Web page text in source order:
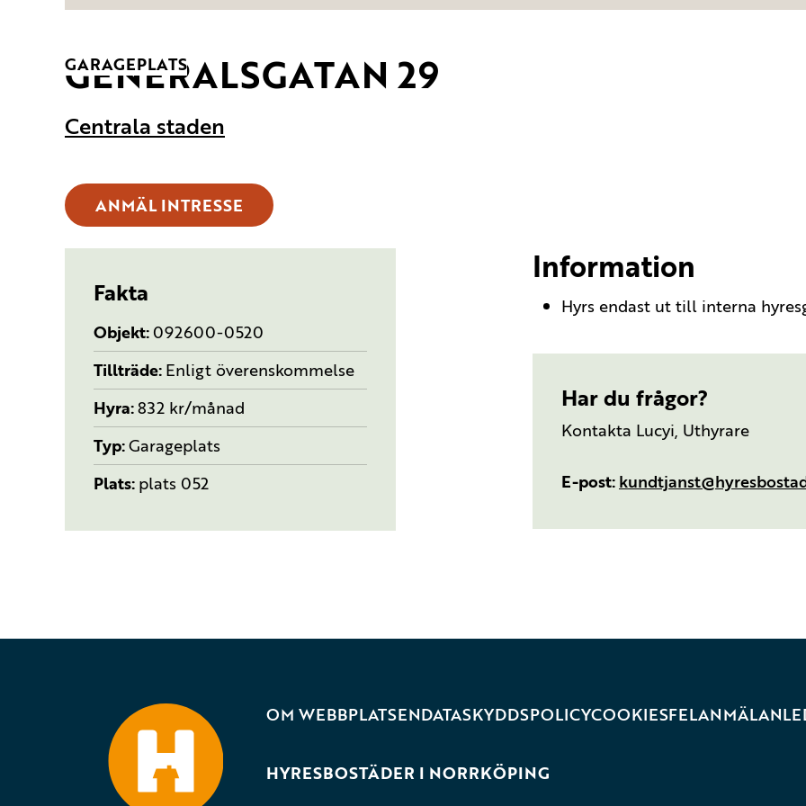
TYP:
GARAGEPLATS
GENERALSGATAN 29
Centrala staden
ANMÄL INTRESSE
Fakta
Objekt 092600-0520
Tillträde Enligt överenskommelse
Hyra 832 kr/månad
Typ Garageplats
Plats plats 052
Information
Hyrs endast ut till interna
Har du frågor?
Kontakta Lucyi, Uthyrare
E-post
OM WEBBPLATSENDATASKYDDSPOLICYCOOKIESFELANMÄLAN
HYRESBOSTÄDER I NORRKÖPING